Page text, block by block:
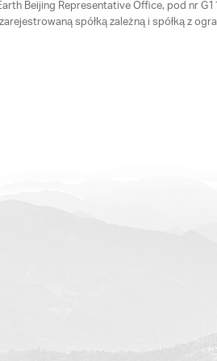
Beijing Representative Office, pod nr
spółką zależną i spółką z